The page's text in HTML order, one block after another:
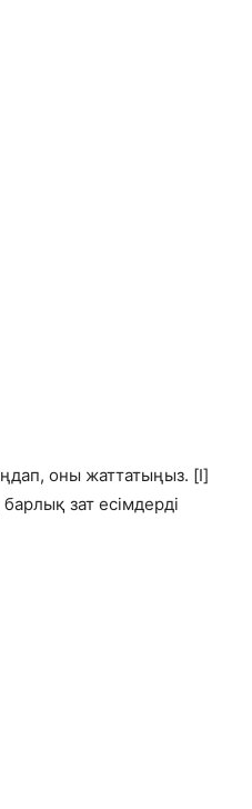
оны жаттатыңыз. [I]
зат есімдерді